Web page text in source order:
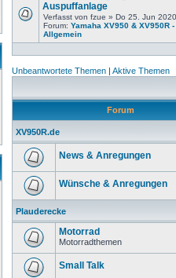
Auspuffanlage
Verfasst von fzue » Do 25. Jun
Forum: Yamaha XV950 & XV950R -
Allgemein
Unbeantwortete Themen | Aktive Themen
Forum
XV950R.de
News & Anregungen
Wünsche & Anregungen
Plauderecke
Motorrad
Motorradthemen
Small Talk